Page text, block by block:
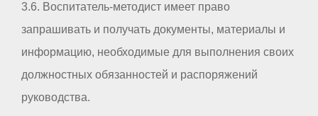
3.6. Воспитатель-методист имеет право
запрашивать и получать документы, материалы и
информацию, необходимые для выполнения своих
должностных обязанностей и распоряжений
руководства.